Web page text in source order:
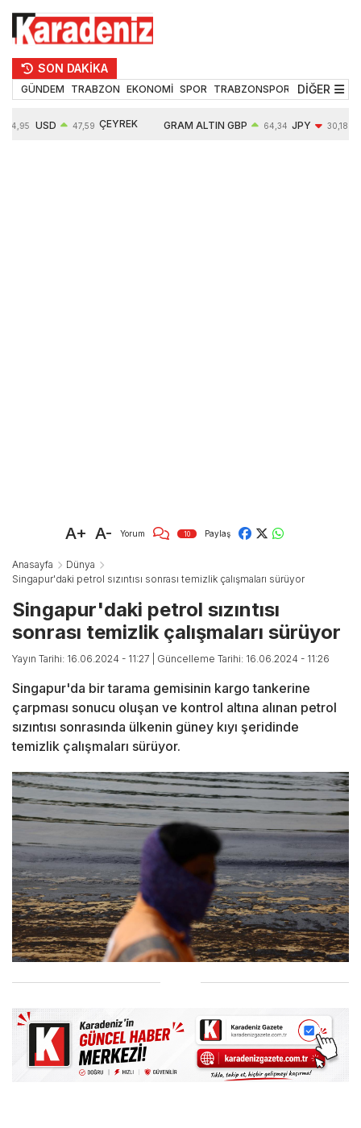
SON DAKİKA
GÜNDEM TRABZON EKONOMİ SPOR TRABZONSPOR TEKNOLOJİ
DİĞER
54,95 USD 47,59 ÇEYREK GRAM ALTIN GBP 64,34 JPY 30,18
A+ A- Yorum 10 Paylaş
Anasayfa
Dünya
Singapur'daki petrol sızıntısı sonrası temizlik çalışmaları sürüyor
Singapur'daki petrol sızıntısı
sonrası temizlik çalışmaları sürüyor
Yayın Tarihi: 16.06.2024 - 11:27 | Güncelleme Tarihi: 16.06.2024 - 11:26
Singapur'da bir tarama gemisinin kargo tankerine
çarpması sonucu oluşan ve kontrol altına alınan petrol
sızıntısı sonrasında ülkenin güney kıyı şeridinde
temizlik çalışmaları sürüyor.